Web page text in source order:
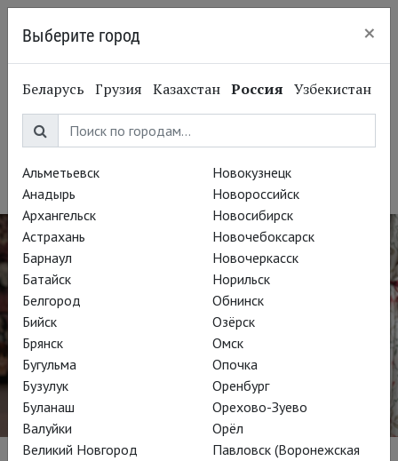
Энтони Шер
Antony Sher
Актер
Выберите город ×
Беларусь Грузия Казахстан Россия Узбекистан
Альметьевск
Анадырь
Архангельск
Астрахань
Барнаул
Батайск
Белгород
Бийск
Брянск
Бугульма
Бузулук
Буланаш
Валуйки
Великий Новгород
Новокузнецк
Новороссийск
Новосибирск
Новочебоксарск
Новочеркасск
Норильск
Обнинск
Озёрск
Омск
Опочка
Оренбург
Орехово-Зуево
Орёл
Павловск (Воронежская